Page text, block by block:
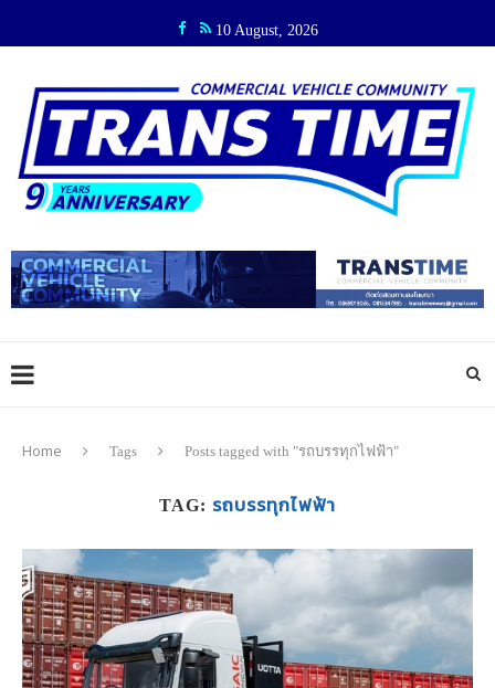
10 August, 2026
Home Tags Posts tagged with "รถบรรทุกไฟฟ้า"
TAG: รถบรรทุกไฟฟ้า